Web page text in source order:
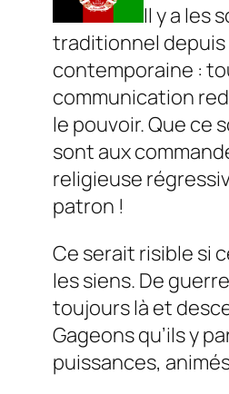
Il y a les
traditionnel depuis
contemporaine :
communication
le pouvoir. Que ce
sont aux
religieuse
patron !
Ce serait risible si
les siens. De
toujours là et
Gageons qu’ils y
puissances,